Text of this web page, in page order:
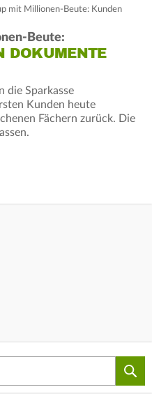
mit Millionen-Beute: Kunden
Beute:
DOKUMENTE
die Sparkasse
Kunden heute
Fächern zurück. Die